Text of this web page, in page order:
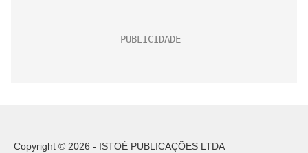
Copyright © 2026 - ISTOÉ PUBLICAÇÕES LTDA